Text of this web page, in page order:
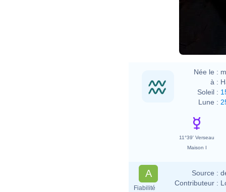
Née le :
à :
Soleil :
Lune :
11°39' Verseau
Maison I
A
Fiabilité
Source :
Contributeur :